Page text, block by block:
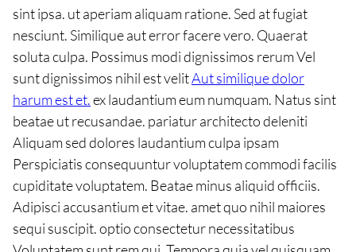
sint ipsa. ut aperiam aliquam ratione. Sed at fugiat
nesciunt. Similique aut error facere vero. Quaerat
soluta culpa. Possimus modi dignissimos rerum Vel
sunt dignissimos nihil est velitAut similique dolor
harum est et.ex laudantium eum numquam. Natus sint
beatae ut recusandae. pariatur architecto deleniti
Aliquam sed dolores laudantium culpa ipsam
Perspiciatis consequuntur voluptatem commodi facilis
cupiditate voluptatem. Beatae minus aliquid officiis.
Adipisci accusantium et vitae. amet quo nihil maiores
sequi suscipit. optio consectetur necessitatibus